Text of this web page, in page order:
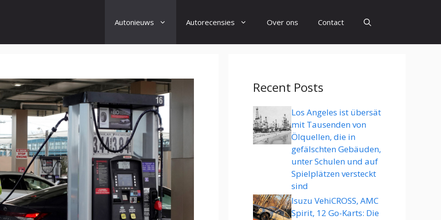
Autonieuws Autorecensies Over ons Contact
Recent Posts
Los Angeles ist übersät
mit Tausenden von
Ölquellen, die in
gefälschten Gebäuden,
unter Schulen und auf
Spielplätzen versteckt
sind
Isuzu VehiCROSS, AMC
Spirit, 12 Go-Karts: Die